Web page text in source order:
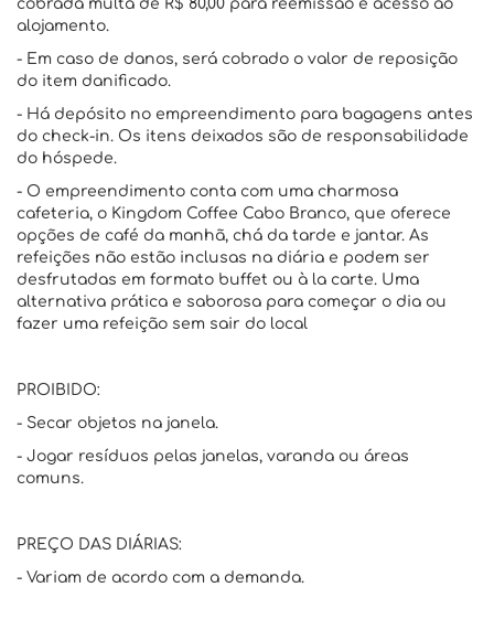
cobrada multa de R$ 80,00 para reemissão e acesso ao
alojamento.
- Em caso de danos, será cobrado o valor de reposição
do item danificado.
- Há depósito no empreendimento para bagagens antes
do check-in. Os itens deixados são de responsabilidade
do hóspede.
- O empreendimento conta com uma charmosa
cafeteria, o Kingdom Coffee Cabo Branco, que oferece
opções de café da manhã, chá da tarde e jantar. As
refeições não estão inclusas na diária e podem ser
desfrutadas em formato buffet ou à la carte. Uma
alternativa prática e saborosa para começar o dia ou
fazer uma refeição sem sair do local
PROIBIDO:
- Secar objetos na janela.
- Jogar resíduos pelas janelas, varanda ou áreas
comuns.
PREÇO DAS DIÁRIAS:
- Variam de acordo com a demanda.